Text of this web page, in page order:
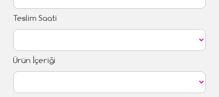
Teslim Saati
Ürün İçeriği